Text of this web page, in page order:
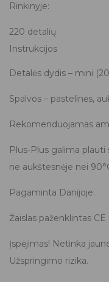
Rinkinyje:
220 detalių
Instrukcijos
Detalės dydis – mini
Spalvos – pastelinės,
Rekomenduojamas
Plus-Plus galima
ne aukštesnėje nei
Pagaminta Danijoje.
Žaislas paženklintas CE
Įspėjimas! Netinka
Užspringimo rizika.